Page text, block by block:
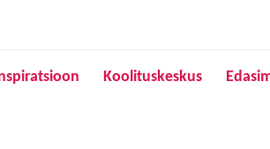
Koolituskeskus